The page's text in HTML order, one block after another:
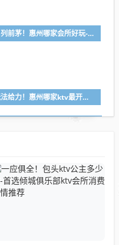
名列前茅！惠州哪家会所好玩-首选皇朝会ktv会所消费行情推荐
玩法给力！惠州哪家ktv最开放-首选逸豪ktv会所消费行情推荐